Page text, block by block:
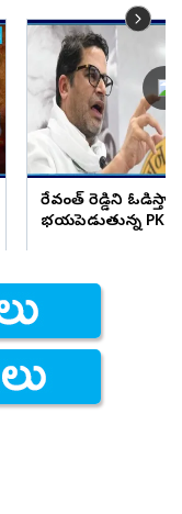
రేవంత్ రెడ్డిని ఓడిస్తా..
భయపెడుతున్న PK